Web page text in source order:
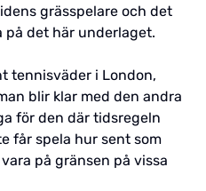
grässpelare och det
på det här underlaget.
tennisväder i London,
blir klar med den andra
för den där tidsregeln
får spela hur sent som
på gränsen på vissa